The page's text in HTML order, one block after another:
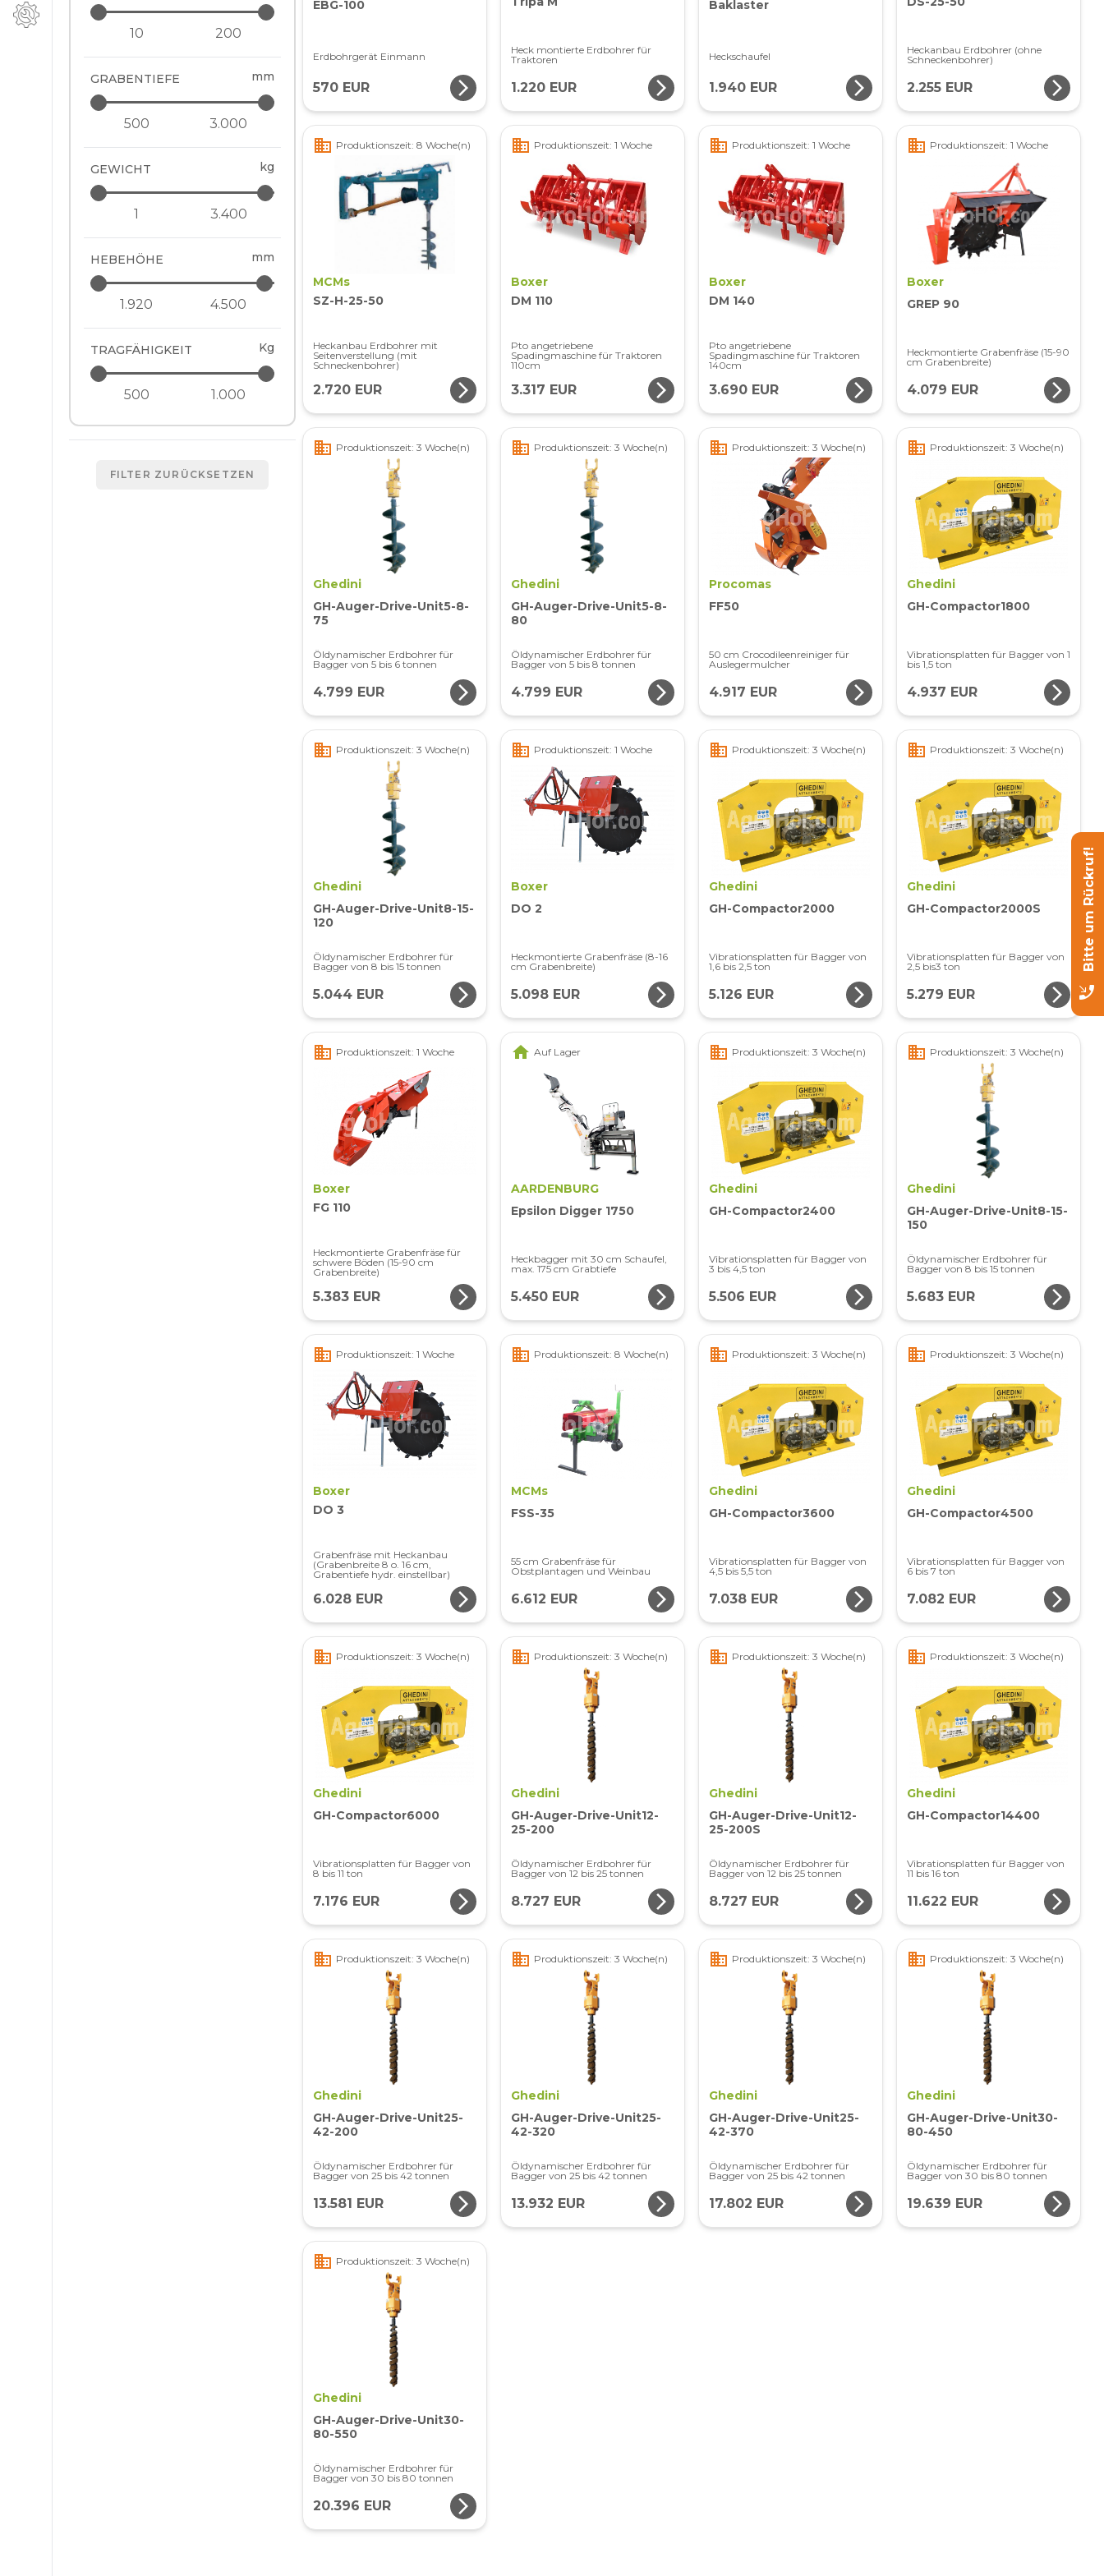
GRABENTIEFE mm
GEWICHT kg
HEBEHÖHE mm
TRAGFÄHIGKEIT Kg
FILTER ZURÜCKSETZEN
EBG-100
Erdbohrgerät Einmann
570 EUR arrow_forward_ios
Heck montierte Erdbohrer für
Traktoren
1.220 EUR arrow_forward_ios
Baklaster
Heckschaufel
1.940 EUR arrow_forward_ios
Heckanbau Erdbohrer (ohne
Schneckenbohrer)
2.255 EUR arrow_forward_ios
business Produktionszeit: 8 Woche(n)
MCMs
SZ-H-25-50
Heckanbau Erdbohrer mit
Seitenverstellung (mit
Schneckenbohrer)
2.720 EUR arrow_forward_ios
business Produktionszeit: 1 Woche
Boxer
DM 110
Pto angetriebene
Spadingmaschine für Traktoren
110cm
3.317 EUR arrow_forward_ios
business Produktionszeit: 1 Woche
Boxer
DM 140
Pto angetriebene
Spadingmaschine für Traktoren
140cm
3.690 EUR arrow_forward_ios
business Produktionszeit: 1 Woche
Boxer
GREP 90
Heckmontierte Grabenfräse (15-90
cm Grabenbreite)
4.079 EUR arrow_forward_ios
business Produktionszeit: 3 Woche(n)
Ghedini
GH-Auger-Drive-Unit5-8-
75
Öldynamischer Erdbohrer für
Bagger von 5 bis 6 tonnen
4.799 EUR arrow_forward_ios
business Produktionszeit: 3 Woche(n)
Ghedini
GH-Auger-Drive-Unit5-8-
80
Öldynamischer Erdbohrer für
Bagger von 5 bis 8 tonnen
4.799 EUR arrow_forward_ios
business Produktionszeit: 3 Woche(n)
Procomas
FF50
50 cm Crocodileenreiniger für
Auslegermulcher
4.917 EUR arrow_forward_ios
business Produktionszeit: 3 Woche(n)
Ghedini
GH-Compactor1800
Vibrationsplatten für Bagger von 1
bis 1,5 ton
4.937 EUR arrow_forward_ios
business Produktionszeit: 3 Woche(n)
Ghedini
GH-Auger-Drive-Unit8-15-
120
Öldynamischer Erdbohrer für
Bagger von 8 bis 15 tonnen
5.044 EUR arrow_forward_ios
business Produktionszeit: 1 Woche
Boxer
DO 2
Heckmontierte Grabenfräse (8-16
cm Grabenbreite)
5.098 EUR arrow_forward_ios
business Produktionszeit: 3 Woche(n)
Ghedini
GH-Compactor2000
Vibrationsplatten für Bagger von
1,6 bis 2,5 ton
5.126 EUR arrow_forward_ios
business Produktionszeit: 3 Woche(n)
Ghedini
GH-Compactor2000S
Vibrationsplatten für Bagger von
2,5 bis3 ton
5.279 EUR arrow_forward_ios
business Produktionszeit: 1 Woche
Boxer
FG 110
Heckmontierte Grabenfräse für
schwere Böden (15-90 cm
Grabenbreite)
5.383 EUR arrow_forward_ios
home Auf Lager
AARDENBURG
Epsilon Digger 1750
Heckbagger mit 30 cm Schaufel,
max. 175 cm Grabtiefe
5.450 EUR arrow_forward_ios
business Produktionszeit: 3 Woche(n)
Ghedini
GH-Compactor2400
Vibrationsplatten für Bagger von
3 bis 4,5 ton
5.506 EUR arrow_forward_ios
business Produktionszeit: 3 Woche(n)
Ghedini
GH-Auger-Drive-Unit8-15-
150
Öldynamischer Erdbohrer für
Bagger von 8 bis 15 tonnen
5.683 EUR arrow_forward_ios
business Produktionszeit: 1 Woche
Boxer
DO 3
Grabenfräse mit Heckanbau
(Grabenbreite 8 o. 16 cm,
Grabentiefe hydr. einstellbar)
6.028 EUR arrow_forward_ios
business Produktionszeit: 8 Woche(n)
MCMs
FSS-35
55 cm Grabenfräse für
Obstplantagen und Weinbau
6.612 EUR arrow_forward_ios
business Produktionszeit: 3 Woche(n)
Ghedini
GH-Compactor3600
Vibrationsplatten für Bagger von
4,5 bis 5,5 ton
7.038 EUR arrow_forward_ios
business Produktionszeit: 3 Woche(n)
Ghedini
GH-Compactor4500
Vibrationsplatten für Bagger von
6 bis 7 ton
7.082 EUR arrow_forward_ios
business Produktionszeit: 3 Woche(n)
Ghedini
GH-Compactor6000
Vibrationsplatten für Bagger von
8 bis 11 ton
7.176 EUR arrow_forward_ios
business Produktionszeit: 3 Woche(n)
Ghedini
GH-Auger-Drive-Unit12-
25-200
Öldynamischer Erdbohrer für
Bagger von 12 bis 25 tonnen
8.727 EUR arrow_forward_ios
business Produktionszeit: 3 Woche(n)
Ghedini
GH-Auger-Drive-Unit12-
25-200S
Öldynamischer Erdbohrer für
Bagger von 12 bis 25 tonnen
8.727 EUR arrow_forward_ios
business Produktionszeit: 3 Woche(n)
Ghedini
GH-Compactor14400
Vibrationsplatten für Bagger von
11 bis 16 ton
11.622 EUR arrow_forward_ios
business Produktionszeit: 3 Woche(n)
Ghedini
GH-Auger-Drive-Unit25-
42-200
Öldynamischer Erdbohrer für
Bagger von 25 bis 42 tonnen
13.581 EUR arrow_forward_ios
business Produktionszeit: 3 Woche(n)
Ghedini
GH-Auger-Drive-Unit25-
42-320
Öldynamischer Erdbohrer für
Bagger von 25 bis 42 tonnen
13.932 EUR arrow_forward_ios
business Produktionszeit: 3 Woche(n)
Ghedini
GH-Auger-Drive-Unit25-
42-370
Öldynamischer Erdbohrer für
Bagger von 25 bis 42 tonnen
17.802 EUR arrow_forward_ios
business Produktionszeit: 3 Woche(n)
Ghedini
GH-Auger-Drive-Unit30-
80-450
Öldynamischer Erdbohrer für
Bagger von 30 bis 80 tonnen
19.639 EUR arrow_forward_ios
business Produktionszeit: 3 Woche(n)
Ghedini
GH-Auger-Drive-Unit30-
80-550
Öldynamischer Erdbohrer für
Bagger von 30 bis 80 tonnen
20.396 EUR arrow_forward_ios
phone_callback
Bitte um Rückruf!